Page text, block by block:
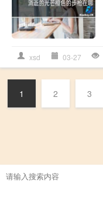
xsd 03-27
1 2 3